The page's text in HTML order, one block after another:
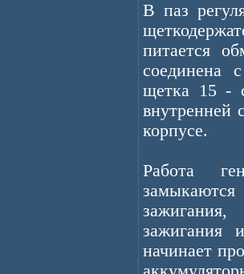
В паз
питается
соединена
щетка 15 -
внутренней
корпусе.
Работа
зажигания
начинает